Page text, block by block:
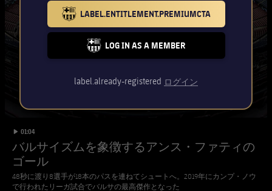
会長
レジェンド
plusicon
label.aria.plus
プレスパス
チケット
結果
スケジュール
PLUSICON
LABEL.ARIA.PLUS
トップチーム
label.aria.plus
スケジュール
チケット
順位表
PLUSICON
LABEL.ARIA.PLUS
トップチーム
スケジュール
チケット
PLUSICON
LABEL.ARIA.PLUS
トップチーム
plusicon
label.aria.plus
LABEL.ENTITLEMENT.PREMIUMCTA
LOG IN AS A MEMBER
label.already-registered ログイン
label.duration
Play video
01:04
バルサイズムを象徴するアンス・ファティの
ゴール
48秒に渡り8選手が18本のパスを連ねてシュートへ。2019年にカンプ・ノウ
で行われたリーガ試合でバルサの最高傑作となった